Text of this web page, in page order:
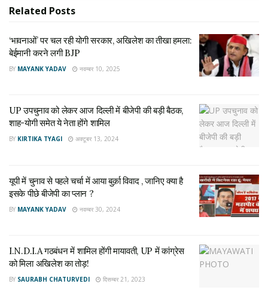
‘भावनाओं’ पर चल रही योगी सरकार, अखिलेश का तीखा हमला:
UP उपचुनाव को लेकर आज दिल्ली में बीजेपी की बड़ी बैठक,
शाह-योगी समेत ये नेता होंगे शामिल
24 वर्षों का यह कारवां आज एक पड़ाव पर रुका, इस अवसर पर आज मैं
भारत के यशस्वी प्रधानमंत्री आदरणीय श्री
@narendramodiजी,
जी तथा वित्त मंत्री श्रीमती
श्री S K Mishra, निदेशक, प्रवर्तन निदेशालय 1/3
pic.twitter.com/Fk7RLHoqxz
January 31,
ब्यूरोक्रेसी और सियासत के इस गठजोड़ के बाद राजेश्वर ने ट्विटर पर कई
चर्चित केस में अपनी भूमिका साझा की। इनमें उन्होंने खुद 2 जी घोटाला,
Related Posts
‘भावनाओं’ पर चल रही योगी सरकार, अखिलेश का तीखा हमला:
बेईमानी करने लगी BJP
BY MAYANK YADAV नवम्बर 10, 2025
UP उपचुनाव को लेकर आज दिल्ली में बीजेपी की बड़ी बैठक,
शाह-योगी समेत ये नेता होंगे शामिल
BY KIRTIKA TYAGI अक्टूबर 13, 2024
यूपी में चुनाव से पहले चर्चा में आया बुर्क़ा विवाद , जानिए क्या है
इसके पीछे बीजेपी का प्लान ?
BY MAYANK YADAV नवम्बर 30, 2024
I.N.D.I.A गठबंधन में शामिल होंगी मायावती, UP में कांग्रेस
को मिला अखिलेश का तोड़!
BY SAURABH CHATURVEDI दिसम्बर 21, 2023